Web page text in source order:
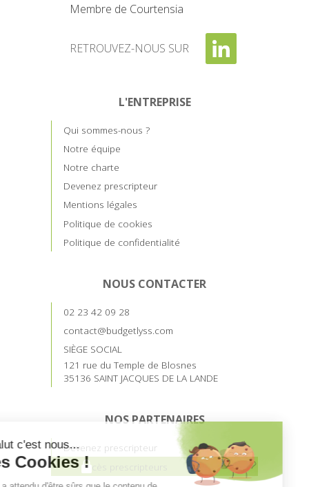
Membre de Courtensia
RETROUVEZ-NOUS SUR
L'ENTREPRISE
Qui sommes-nous ?
Notre équipe
Notre charte
Devenez prescripteur
Mentions légales
Politique de cookies
Politique de confidentialité
NOUS CONTACTER
02 23 42 09 28
contact@budgetlyss.com
SIÈGE SOCIAL
121 rue du Temple de Blosnes
35136 SAINT JACQUES DE LA LANDE
NOS PARTENAIRES
Devenez prescripteur
Accès prescripteurs